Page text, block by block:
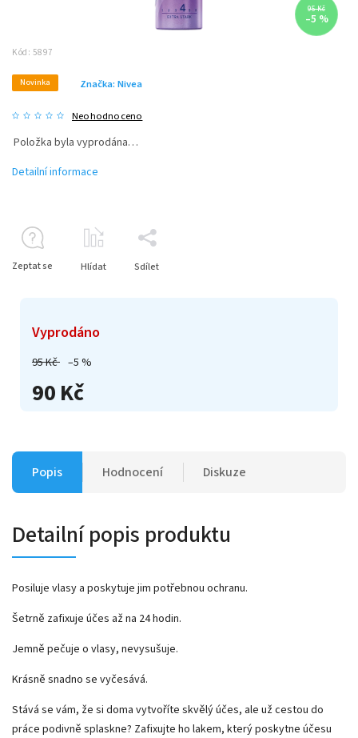
95 Kč
–5 %
Kód: 5897
Novinka
Neohodnoceno
Značka: Nivea
95 Kč –5 %
90 Kč
Vyprodáno
Položka byla vyprodána…
Detailní informace
Zeptat se Hlídat Sdílet
Popis Hodnocení Diskuze
Detailní popis produktu
Posiluje vlasy a poskytuje jim potřebnou ochranu.
Šetrně zafixuje účes až na 24 hodin.
Jemně pečuje o vlasy, nevysušuje.
Krásně snadno se vyčesává.
Stává se vám, že si doma vytvoříte skvělý účes, ale už cestou do
práce podivně splaskne? Zafixujte ho lakem, který poskytne účesu